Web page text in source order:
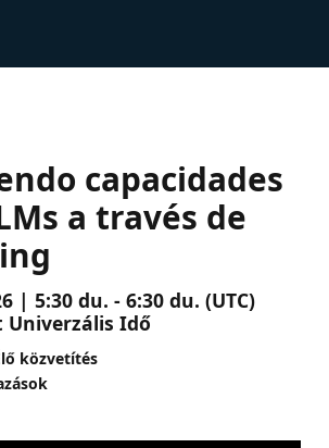
capacidades
a través de
| 5:30 du. - 6:30 du. (UTC)
Univerzális Idő
közvetítés